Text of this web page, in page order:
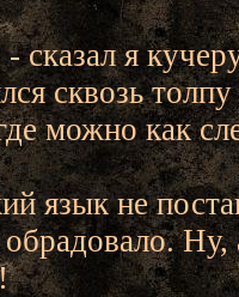
сказал я
сквозь
можно как
язык не